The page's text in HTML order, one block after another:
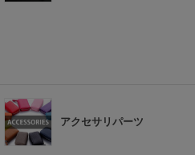
アクセサリパーツ